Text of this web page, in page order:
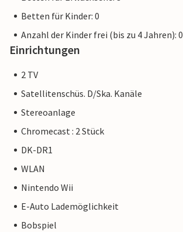
Betten für Kinder: 0
Anzahl der Kinder frei (bis zu 4 Jahren): 0
Einrichtungen
2 TV
Satellitenschüs. D/Ska. Kanäle
Stereoanlage
Chromecast : 2 Stück
DK-DR1
WLAN
Nintendo Wii
E-Auto Lademöglichkeit
Bobspiel